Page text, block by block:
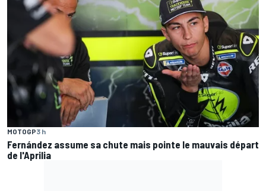
MOTOGP3 h
Fernández assume sa chute mais pointe le mauvais départ
de l'Aprilia